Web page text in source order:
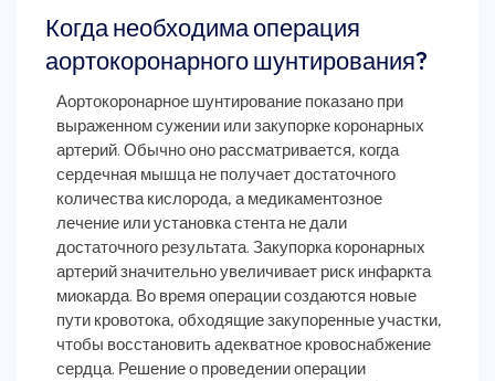
Когда необходима операция
аортокоронарного шунтирования?
Аортокоронарное шунтирование показано при
выраженном сужении или закупорке коронарных
артерий. Обычно оно рассматривается, когда
сердечная мышца не получает достаточного
количества кислорода, а медикаментозное
лечение или установка стента не дали
достаточного результата. Закупорка коронарных
артерий значительно увеличивает риск инфаркта
миокарда. Во время операции создаются новые
пути кровотока, обходящие закупоренные участки,
чтобы восстановить адекватное кровоснабжение
сердца. Решение о проведении операции